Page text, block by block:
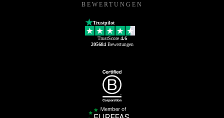
BEWERTUNGEN
Trustpilot
TrustScore 4.6
205684Bewertungen